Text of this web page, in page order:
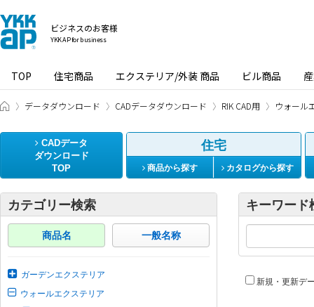
ビジネスのお客様
YKK AP for business
TOP 住宅商品 エクステリア/外装 商品 ビル商品
ビジネスのお客様 HOME
データダウンロード CADデータダウンロード RIK CAD用 ウォール
CADデータ
ダウンロード
TOP
住宅
商品から探す カタログから探す
カテゴリー検索
商品名 一般名称
ガーデンエクステリア
ウォールエクステリア
キーワード
新規・更新デ